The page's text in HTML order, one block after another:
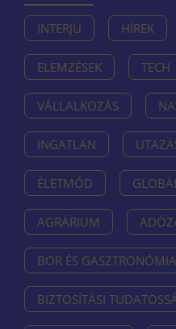
INTERJÚ HÍREK
ELEMZÉSEK TECH
VÁLLALKOZÁS
INGATLAN
ÉLETMÓD
AGRÁRIUM
BOR ÉS GASZTRONÓMIA
BIZTOSÍTÁSI